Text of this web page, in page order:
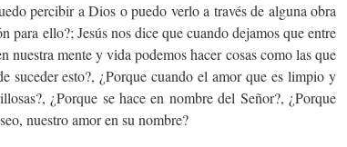
percibir a Dios o puedo verlo a través de alguna obra
para ello?; Jesús nos dice que cuando dejamos que entre
nuestra mente y vida podemos hacer cosas como las que
suceder esto?, ¿Porque cuando el amor que es limpio y
¿Porque se hace en nombre del Señor?, ¿Porque
nuestro amor en su nombre?